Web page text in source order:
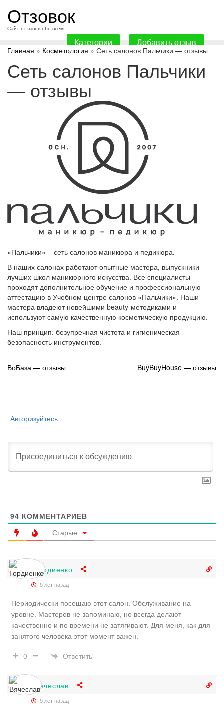
содержанию
Отзовок
Сайт отзывов обо всём
Категории Добавить отзыв
Главная » Косметология » Сеть салонов Пальчики — отзывы
Сеть салонов Пальчики
— отзывы
«Пальчики» – сеть салонов маникюра и педикюра.
В наших салонах работают опытные мастера, выпускники
лучших школ маникюрного искусства. Все специалисты
проходят дополнительное обучение и профессиональную
аттестацию в Учебном центре салонов «Пальчики». Наши
мастера владеют новейшими beauty-методиками и
используют самую качественную косметическую продукцию.
Наш принцип: безупречная чистота и гигиеническая
безопасность инструментов.
Навигация
ВоБаза — отзывы BuyBuyHouse — отзывы
Авторизуйтесь
94 КОММЕНТАРИЕВ
Старые
Гордиенко
5 лет назад
Периодически посещаю этот салон. Обслуживание на
уровне. Мастеров не запоминаю, но всегда делают
качественно и по времени не затягивают. Для меня, как для
занятого человека этот момент важен.
0
Ответить
Вячеслав
5 лет назад